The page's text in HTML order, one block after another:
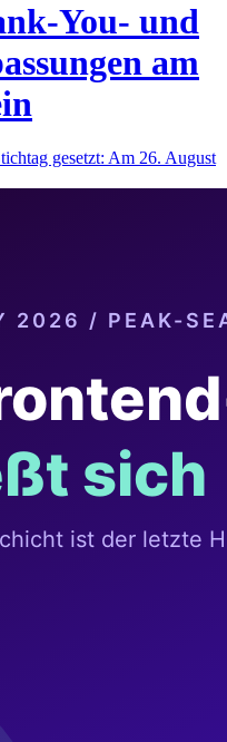
You- und
am
gesetzt: Am 26. August